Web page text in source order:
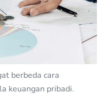
berbeda cara
keuangan pribadi.